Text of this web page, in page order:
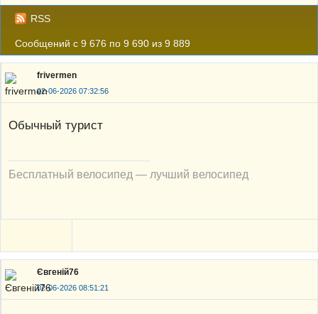
RSS
Сообщений с 9 676 по 9 690 из 9 889
frivermen
02-06-2026 07:32:56
Обычный турист
Бесплатный велосипед — лучший велосипед
Євгеній76
02-06-2026 08:51:21